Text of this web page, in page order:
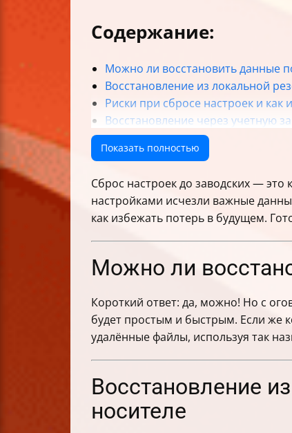
Содержание:
Можно ли восстановить данные
Восстановление из локальной
Риски при сбросе настроек и
Восстановление через учетную
Альтернативы облачному
Android Recovery —
Восстановление фотографий без
Восстановление данных на
Можно ли отменить сброс
Рекомендации по безопасному
Проверка после восстановления
Ограничения и
Как работает Tenorshare UltData
Что входит в резервную копию
Восстановление из Google Drive
Восстановление фото через
Риски использования сторонних
Как выбрать метод
Когда обращаться в сервисный
Показать полностью
Сброс настроек до заводских — это
настройками исчезли важные
как избежать потерь в будущем.
Можно ли
Короткий ответ: да, можно! Но с
будет простым и быстрым. Если же
удалённые файлы, используя так
Восстановление
носителе